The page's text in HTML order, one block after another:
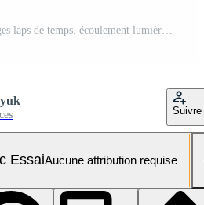
Suivre
EssaiAucune attribution requise